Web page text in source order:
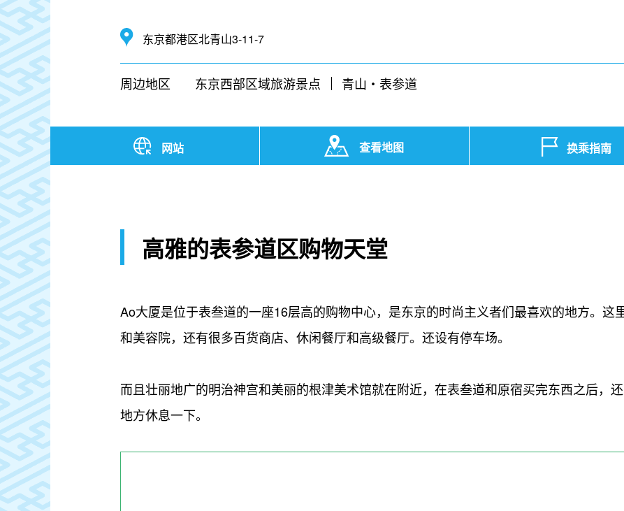
东京都港区北青山3-11-7
周边地区 东京西部区域旅游景点 青山・表参道
网站 查看地图 换乘指南
高雅的表参道区购物天堂
Ao大厦是位于表叁道的一座16层高的购物中心，是东京的时尚主义者们最喜欢的地方。这
和美容院，还有很多百货商店、休闲餐厅和高级餐厅。还设有停车场。
而且壮丽地广的明治神宫和美丽的根津美术馆就在附近，在表叁道和原宿买完东西之后，
地方休息一下。